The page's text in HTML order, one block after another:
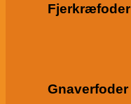
Fjerkræfoder
Gnaverfoder